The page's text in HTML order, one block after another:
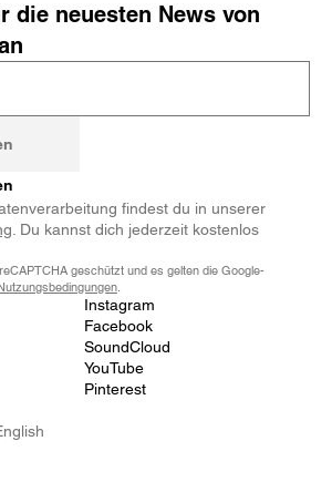
findest du in unserer
. Du kannst dich jederzeit kostenlos
geschützt und es gelten die Google-
Instagram
Facebook
SoundCloud
YouTube
Pinterest